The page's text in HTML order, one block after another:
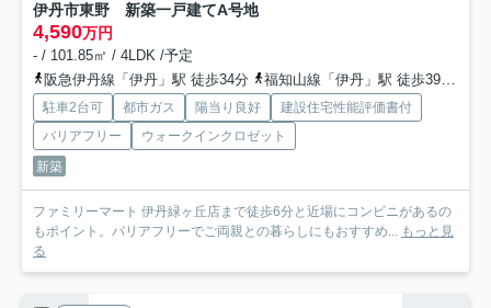
伊丹市東野 新築一戸建てA号地
4,590万円
- / 101.85㎡ / 4LDK /予定
阪急伊丹線「伊丹」駅 徒歩34分
福知山線「伊丹」駅 徒歩39分
駐車2台可 都市ガス 陽当り良好
建設住宅性能評価書付
バリアフリー
ウォークインクロゼット
新築
ファミリーマート 伊丹緑ヶ丘店まで徒歩6分と近場にコンビニがあるの
もポイント。バリアフリーでご両親との暮らしにもおすすめ... もっと見
る